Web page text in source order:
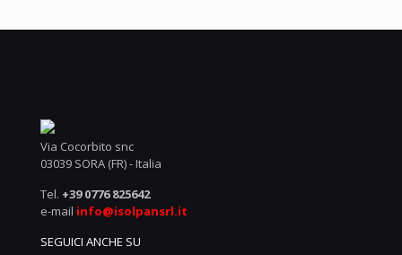
Via Cocorbito snc
03039 SORA (FR) - Italia
Tel. +39 0776 825642
e-mail info@isolpansrl.it
SEGUICI ANCHE SU